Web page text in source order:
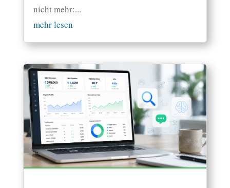
nicht mehr:...
mehr lesen